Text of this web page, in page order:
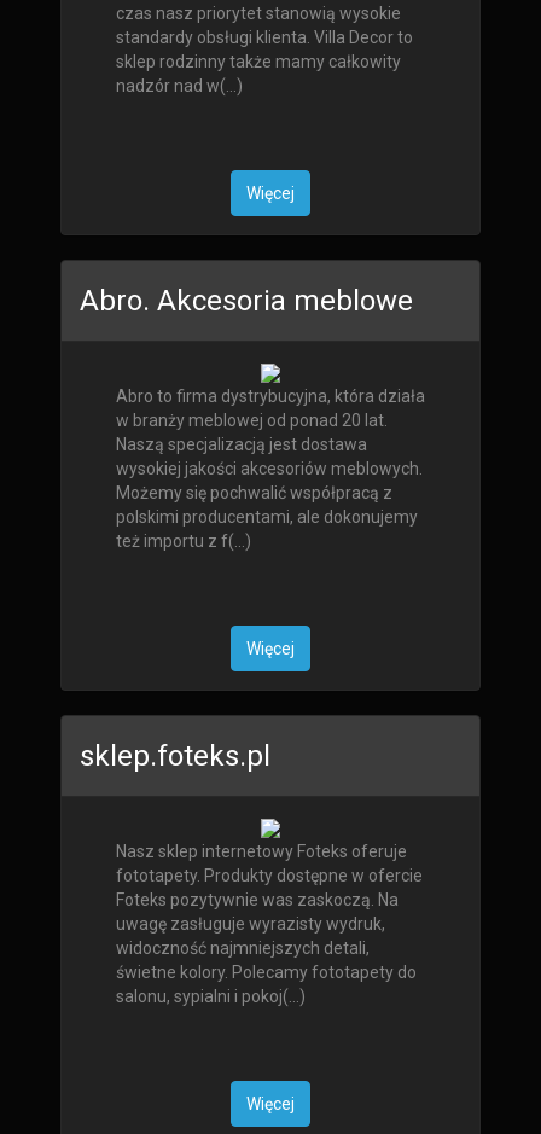
czas nasz priorytet stanowią wysokie
standardy obsługi klienta. Villa Decor to
sklep rodzinny także mamy całkowity
nadzór nad w(...)
Więcej
Abro. Akcesoria meblowe
Abro to firma dystrybucyjna, która działa
w branży meblowej od ponad 20 lat.
Naszą specjalizacją jest dostawa
wysokiej jakości akcesoriów meblowych.
Możemy się pochwalić współpracą z
polskimi producentami, ale dokonujemy
też importu z f(...)
Więcej
sklep.foteks.pl
Nasz sklep internetowy Foteks oferuje
fototapety. Produkty dostępne w ofercie
Foteks pozytywnie was zaskoczą. Na
uwagę zasługuje wyrazisty wydruk,
widoczność najmniejszych detali,
świetne kolory. Polecamy fototapety do
salonu, sypialni i pokoj(...)
Więcej